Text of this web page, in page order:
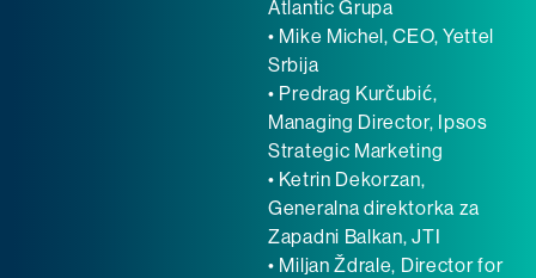
Atlantic Grupa
• Mike Michel, CEO, Yettel
Srbija
• Predrag Kurčubić,
Managing Director, Ipsos
Strategic Marketing
• Ketrin Dekorzan,
Generalna direktorka za
Zapadni Balkan, JTI
• Miljan Ždrale, Director for